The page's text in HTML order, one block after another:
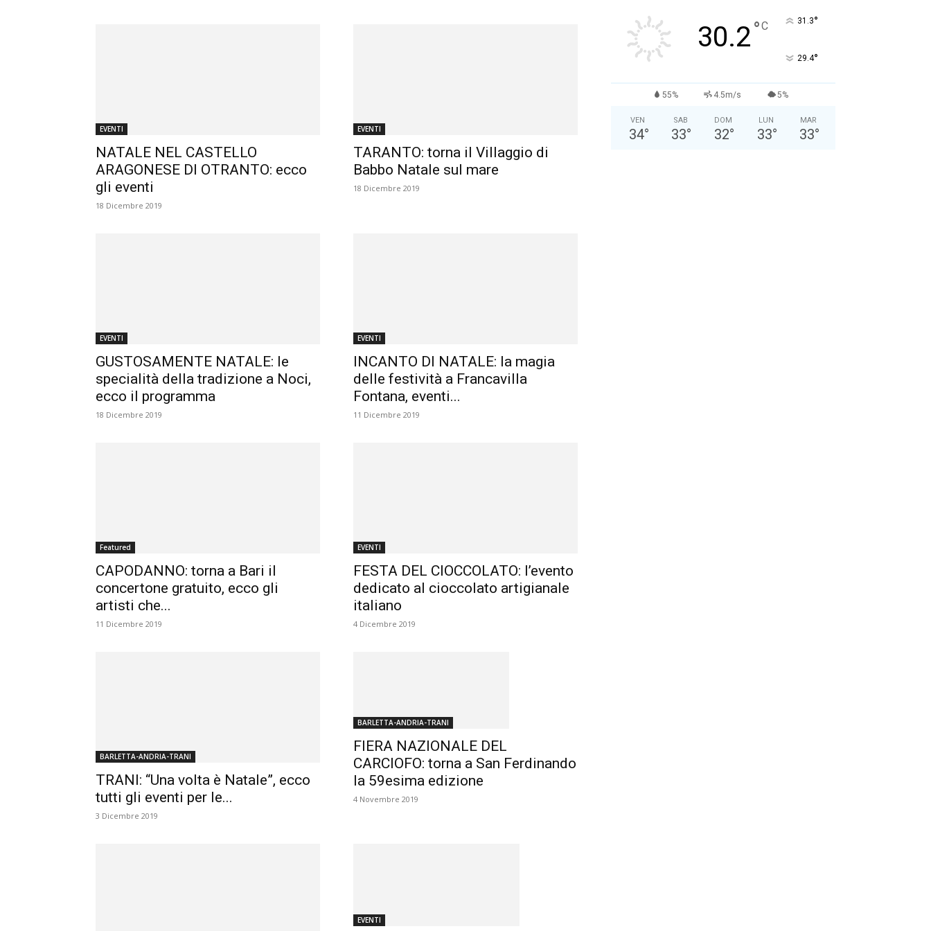
EVENTI
NATALE NEL CASTELLO
ARAGONESE DI OTRANTO: ecco
gli eventi
18 Dicembre 2019
EVENTI
TARANTO: torna il Villaggio di
Babbo Natale sul mare
18 Dicembre 2019
EVENTI
GUSTOSAMENTE NATALE: le
specialità della tradizione a Noci,
ecco il programma
18 Dicembre 2019
EVENTI
INCANTO DI NATALE: la magia
delle festività a Francavilla
Fontana, eventi...
11 Dicembre 2019
Featured
CAPODANNO: torna a Bari il
concertone gratuito, ecco gli
artisti che...
11 Dicembre 2019
EVENTI
FESTA DEL CIOCCOLATO: l’evento
dedicato al cioccolato artigianale
italiano
4 Dicembre 2019
BARLETTA-ANDRIA-TRANI
TRANI: “Una volta è Natale”, ecco
tutti gli eventi per le...
3 Dicembre 2019
BARLETTA-ANDRIA-TRANI
FIERA NAZIONALE DEL
CARCIOFO: torna a San Ferdinando
la 59esima edizione
4 Novembre 2019
EVENTI
Cognome: *
Maschio
Femmina
Anno di Nascita: *
30.2°C 31.3°
29.4°
55% 4.5m/s 5%
VEN
34°
SAB
33°
DOM
32°
LUN
33°
MAR
33°